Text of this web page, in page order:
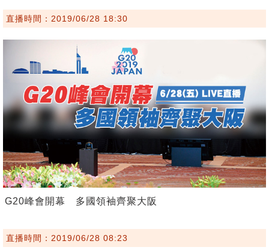
直播時間：2019/06/28 18:30
G20峰會開幕 多國領袖齊聚大阪
直播時間：2019/06/28 08:23